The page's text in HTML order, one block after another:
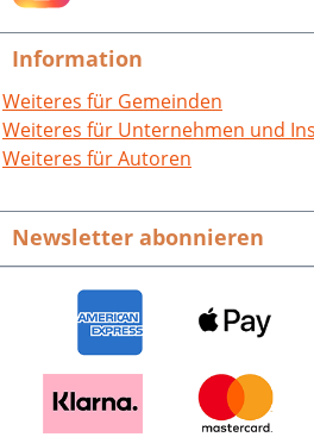
Information
Weiteres für Gemeinden
Weiteres für Unternehmen und
Weiteres für Autoren
Newsletter abonnieren